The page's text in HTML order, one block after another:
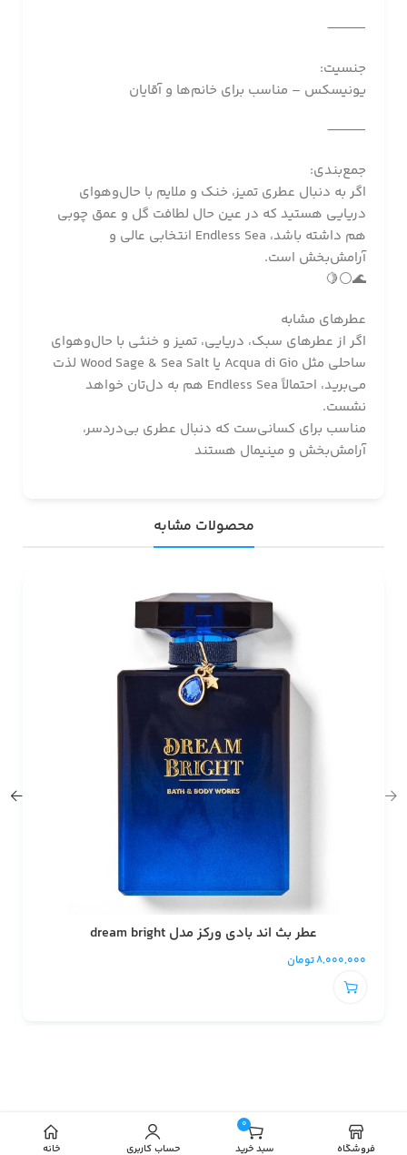
⸻
جنسیت:
یونیسکس – مناسب برای خانم‌ها و آقایان
⸻
جمع‌بندی:
اگر به دنبال عطری تمیز، خنک و ملایم با حال‌وهوای
دریایی هستید که در عین حال لطافت گل و عمق چوبی
هم داشته باشد، Endless Sea انتخابی عالی و
آرامش‌بخش است.
🌊⚪️🍋
عطرهای مشابه
اگر از عطرهای سبک، دریایی، تمیز و خنثی با حال‌وهوای
ساحلی مثل Acqua di Gio یا Wood Sage & Sea Salt لذت
می‌برید، احتمالاً Endless Sea هم به دل‌تان خواهد
نشست.
مناسب برای کسانی‌ست که دنبال عطری بی‌دردسر،
آرامش‌بخش و مینیمال هستند
محصولات مشابه
عطر بث اند بادی ورکز مدل dream bright
8,000,000تومان
فروشگاه
0
سبد خرید حساب کاربری خانه
افزودن به سبد خرید